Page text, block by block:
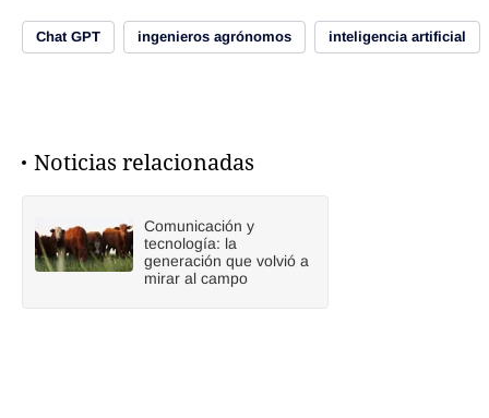
Chat GPT ingenieros agrónomos inteligencia artificial
Noticias relacionadas
Comunicación y
tecnología: la
generación que volvió a
mirar al campo